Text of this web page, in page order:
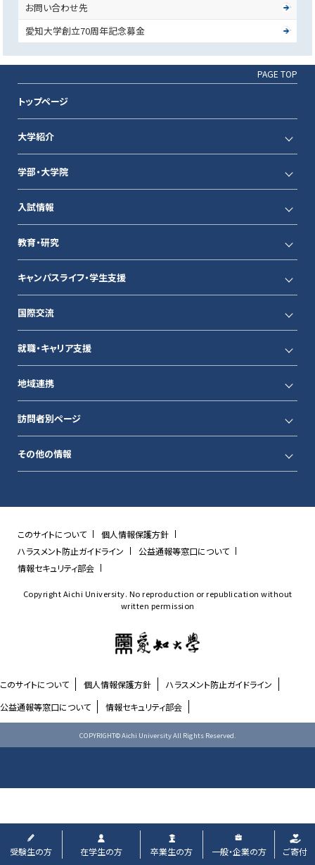
受験生の方 在学生の方 卒業生の方 一般・企業の方 ご寄付
お問い合わせ先
愛知大学創立70周年記念募金
PAGE TOP
トップページ
大学紹介
学部・大学院
入試情報
教育・研究
キャンパスライフ・学生支援
国際交流
就職・キャリア支援
地域連携
訪問者別ページ
その他の情報
このサイトについて
個人情報保護方針
ハラスメント防止ガイドライン
公益通報等窓口について
情報セキュリティ部会
Copyright Aichi University. No reproduction or republication without
written permission
このサイトについて 個人情報保護方針
ハラスメント防止ガイドライン
公益通報等窓口について
情報セキュリティ部会
COPYRIGHT© Aichi University All Rights Reserved.